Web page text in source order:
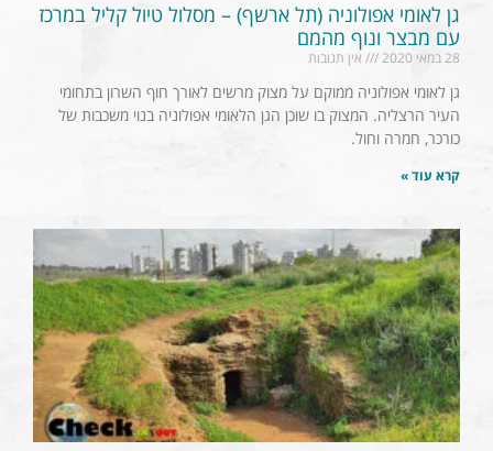
גן לאומי אפולוניה (תל ארשף) – מסלול טיול קליל במרכז
עם מבצר ונוף מהמם
28 במאי 2020 אין תגובות
גן לאומי אפולוניה ממוקם על מצוק מרשים לאורך חוף השרון בתחומי
העיר הרצליה. המצוק בו שוכן הגן הלאומי אפולוניה בנוי משכבות של
כורכר, חמרה וחול.
קרא עוד »